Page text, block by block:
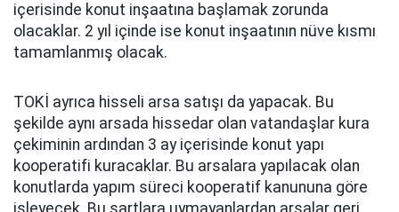
içerisinde konut inşaatına başlamak zorunda
olacaklar. 2 yıl içinde ise konut inşaatının nüve kısmı
tamamlanmış olacak.
TOKİ ayrıca hisseli arsa satışı da yapacak. Bu
şekilde aynı arsada hissedar olan vatandaşlar kura
çekiminin ardından 3 ay içerisinde konut yapı
kooperatifi kuracaklar. Bu arsalara yapılacak olan
konutlarda yapım süreci kooperatif kanununa göre
işleyecek. Bu şartlara uymayanlardan arsalar geri